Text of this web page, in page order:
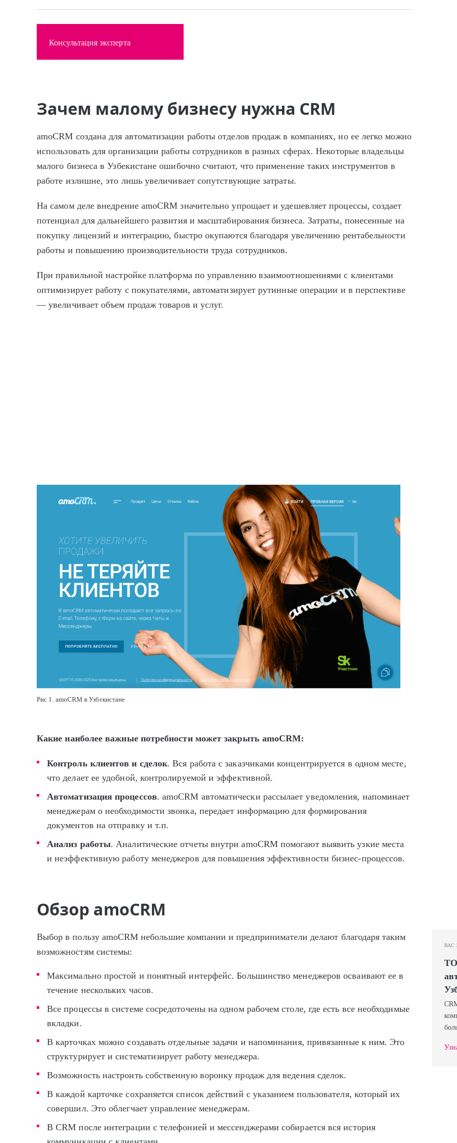
Консультация эксперта
Зачем малому бизнесу нужна CRM
amoCRM создана для автоматизации работы отделов продаж в компаниях, но ее легко можно
использовать для организации работы сотрудников в разных сферах. Некоторые владельцы
малого бизнеса в Узбекистане ошибочно считают, что применение таких инструментов в
работе излишне, это лишь увеличивает сопутствующие затраты.
На самом деле внедрение amoCRM значительно упрощает и удешевляет процессы, создает
потенциал для дальнейшего развития и масштабирования бизнеса. Затраты, понесенные на
покупку лицензий и интеграцию, быстро окупаются благодаря увеличению рентабельности
работы и повышению производительности труда сотрудников.
При правильной настройке платформа по управлению взаимоотношениями с клиентами
оптимизирует работу с покупателями, автоматизирует рутинные операции и в перспективе
— увеличивает объем продаж товаров и услуг.
Рис 1. amoCRM в Узбекистане
Какие наиболее важные потребности может закрыть amoCRM:
Контроль клиентов и сделок. Вся работа с заказчиками концентрируется в одном месте,
что делает ее удобной, контролируемой и эффективной.
Автоматизация процессов. amoCRM автоматически рассылает уведомления, напоминает
менеджерам о необходимости звонка, передает информацию для формирования
документов на отправку и т.п.
Анализ работы. Аналитические отчеты внутри amoCRM помогают выявить узкие места
и неэффективную работу менеджеров для повышения эффективности бизнес-процессов.
Обзор amoCRM
Выбор в пользу amoCRM небольшие компании и предприниматели делают благодаря таким
возможностям системы:
ВАС
Максимально простой и понятный интерфейс. Большинство менеджеров осваивают ее в
течение нескольких часов.
Все процессы в системе сосредоточены на одном рабочем столе, где есть все необходимые
вкладки.
В карточках можно создавать отдельные задачи и напоминания, привязанные к ним. Это
структурирует и систематизирует работу менеджера.
Возможность настроить собственную воронку продаж для ведения сделок.
В каждой карточке сохраняется список действий с указанием пользователя, который их
совершил. Это облегчает управление менеджерам.
В CRM после интеграции с телефонией и мессенджерами собирается вся история